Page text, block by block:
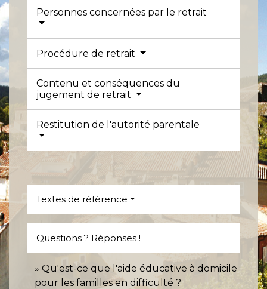
Personnes concernées par le retrait
Procédure de retrait
Contenu et conséquences du
jugement de retrait
Restitution de l'autorité parentale
Textes de référence
Questions ? Réponses !
Qu'est-ce que l'aide éducative à domicile
pour les familles en difficulté ?